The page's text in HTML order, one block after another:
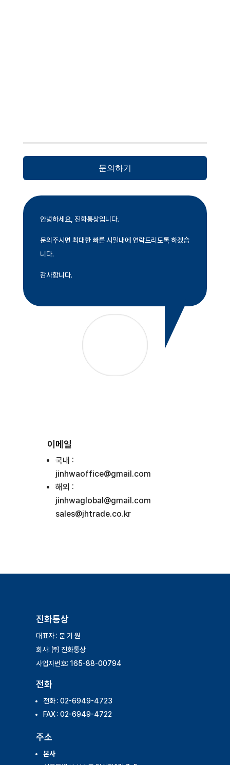
문의하기
안녕하세요, 진화통상입니다.
문의주시면 최대한 빠른 시일내에 연락드리도록 하겠습
니다.
감사합니다.
이메일
국내 :
jinhwaoffice@gmail.com
해외 :
jinhwaglobal@gmail.com
sales@jhtrade.co.kr
진화통상
대표자 : 문 기 원
회사: ㈜ 진화통상
사업자번호: 165-88-00794
전화
전화 : 02-6949-4723
FAX : 02-6949-4722
주소
본사